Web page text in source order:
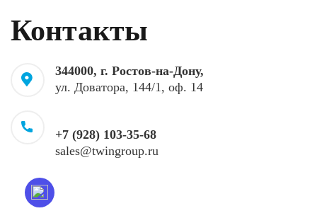
Контакты
344000, г. Ростов-на-Дону,
ул. Доватора, 144/1, оф. 14
+7 (928) 103-35-68
sales@twingroup.ru